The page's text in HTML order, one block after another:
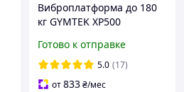
Виброплатформа до 180
кг GYMTEK XP500
дистанційним
керуванням Вібраційна
платформа
Готово к отправке
5.0 (17)
от833₴/мес